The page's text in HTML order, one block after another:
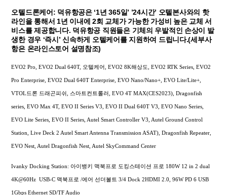
오텔드론케어: 덕유항공은 ‘1년 365일’ ’24시간’ 오텔본사와의 핫
라인을 통해서 1년 이내에 2회 교체가 가능한 가성비 높은 교체 서
비스를 제공합니다. 덕유항공 직원들은 기체의 우발적인 손상이 발
생한 경우 ‘즉시’ 신속하게 오텔케어를 지원하여 드립니다.(세부사
항은 온라인스토어 설명참조)
EVO2 Pro, EVO2 Dual 640T, 오텔케어, EVO2 8K해상도, EVO2 RTK Series, EVO2
Pro Enterprise, EVO2 Dual 640T Enterprise, EVO Nano/Nano+, EVO Lite/Lite+,
VTOL드론 드래곤피쉬, 스마트컨트롤러, EVO 4T MAX(CES2023), Dragonfish
series, EVO Max 4T, EVO II Series V3, EVO II Dual 640T V3, EVO Nano Series,
EVO Lite Series, EVO II Series, Autel Smart Controller V3, Autel Ground Control
Station, Live Deck 2 Autel Smart Antenna Transmission ASAT), Dragonfish Repeater,
EVO Nest, Autel Dragonfish Nest, Autel SkyCommand Center
Ivanky Docking Station: 아이뱅키 맥북프로 도킹스테이션 프로 180W 12 in 2 dual
4K@60Hz USB-C 맥북프로 /에어 선더볼트 3/4 Dock 2HDMI 2.0, 96W PD 6 USB
1Gbps Ethernet SD/TF Audio